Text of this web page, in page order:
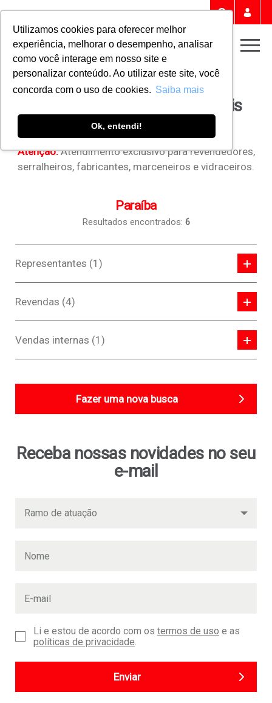
Utilizamos cookies para oferecer melhor
experiência, melhorar o desempenho, analisar
como você interage em nosso site e
personalizar conteúdo. Ao utilizar este site, você
concorda com o uso de cookies. Saiba mais
Ok, entendi!
BuscarPortal
Encontre a Roto Fermax mais
próxima de você
Atenção:Atendimento exclusivo para revendedores,
serralheiros, fabricantes, marceneiros e vidraceiros.
Paraíba
Resultados encontrados: 6
Representantes (1)
Revendas (4)
Vendas internas (1)
Fazer uma nova busca
Receba nossas novidades no seu
e-mail
Li e estou de acordo com os termos de uso e as
políticas de privacidade.
Enviar